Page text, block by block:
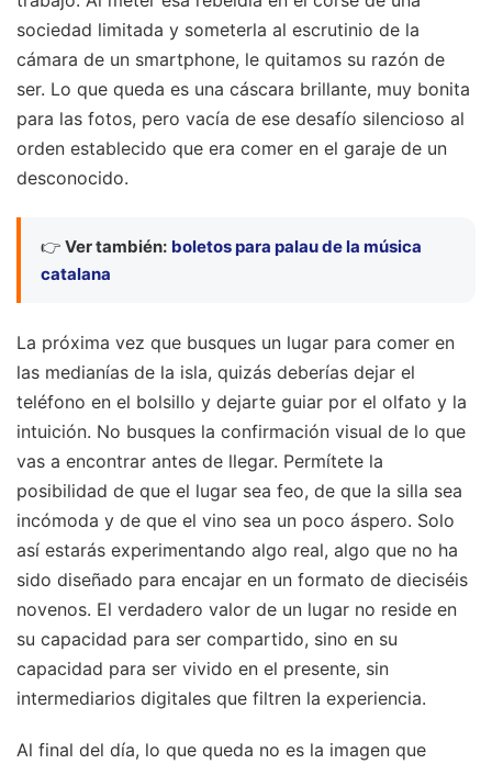
sociedad limitada y someterla al escrutinio de la
cámara de un smartphone, le quitamos su razón de
ser. Lo que queda es una cáscara brillante, muy bonita
para las fotos, pero vacía de ese desafío silencioso al
orden establecido que era comer en el garaje de un
desconocido.
👉 Ver también: boletos para palau de la música
catalana
La próxima vez que busques un lugar para comer en
las medianías de la isla, quizás deberías dejar el
teléfono en el bolsillo y dejarte guiar por el olfato y la
intuición. No busques la confirmación visual de lo que
vas a encontrar antes de llegar. Permítete la
posibilidad de que el lugar sea feo, de que la silla sea
incómoda y de que el vino sea un poco áspero. Solo
así estarás experimentando algo real, algo que no ha
sido diseñado para encajar en un formato de dieciséis
novenos. El verdadero valor de un lugar no reside en
su capacidad para ser compartido, sino en su
capacidad para ser vivido en el presente, sin
intermediarios digitales que filtren la experiencia.
Al final del día, lo que queda no es la imagen que